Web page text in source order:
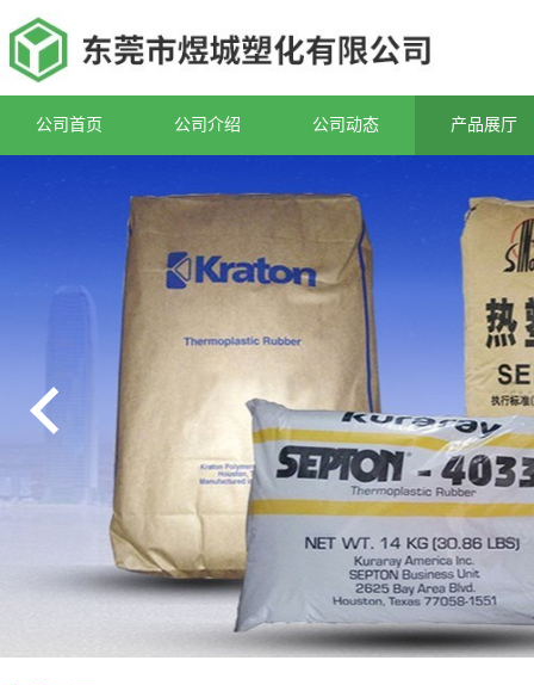
公司首页 公司介绍 公司动态 产品展厅